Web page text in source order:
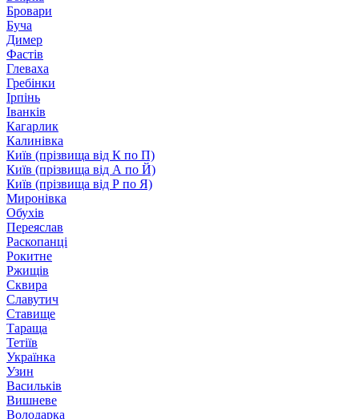
Бровари
Буча
Димер
Фастів
Глеваха
Гребінки
Ірпінь
Іванків
Кагарлик
Калинівка
Київ (прізвища від К по П)
Київ (прізвища від А по Й)
Київ (прізвища від Р по Я)
Миронівка
Обухів
Переяслав
Раскопанці
Рокитне
Ржищів
Сквира
Славутич
Ставище
Тараща
Тетіїв
Українка
Узин
Васильків
Вишневе
Володарка